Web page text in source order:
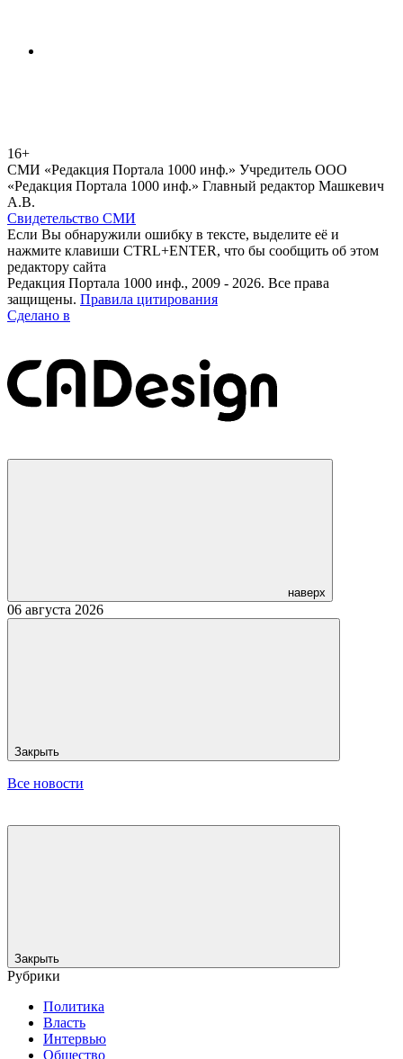
16+
СМИ «Редакция Портала 1000 инф.» Учредитель ООО
«Редакция Портала 1000 инф.» Главный редактор Машкевич
А.В.
Свидетельство СМИ
Если Вы обнаружили ошибку в тексте, выделите её и
нажмите клавиши CTRL+ENTER, что бы сообщить об этом
редактору сайта
Редакция Портала 1000 инф., 2009 - 2026. Все права
защищены. Правила цитирования
Сделано в
наверх
06 августа 2026
Закрыть
Все новости
Закрыть
Рубрики
Политика
Власть
Интервью
Общество